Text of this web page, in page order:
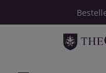
Zum Hauptinhalt